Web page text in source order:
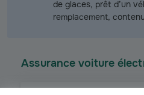
de glaces, prêt d’un
remplacement,
Assurance voiture